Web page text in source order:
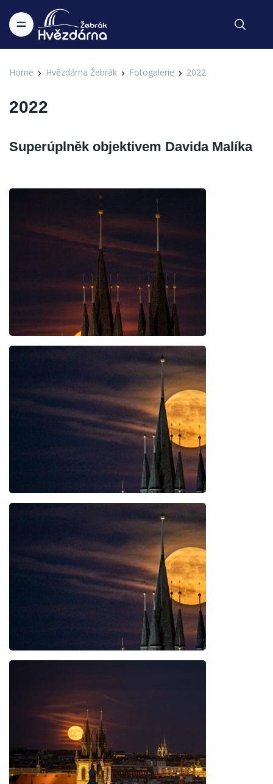
Home Hvězdárna Žebrák Fotogalerie 2022
2022
Superúplněk objektivem Davida Malíka